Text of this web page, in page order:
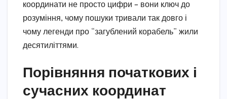
координати не просто цифри – вони ключ до
розуміння, чому пошуки тривали так довго і
чому легенди про “загублений корабель” жили
десятиліттями.
Порівняння початкових і
сучасних координат